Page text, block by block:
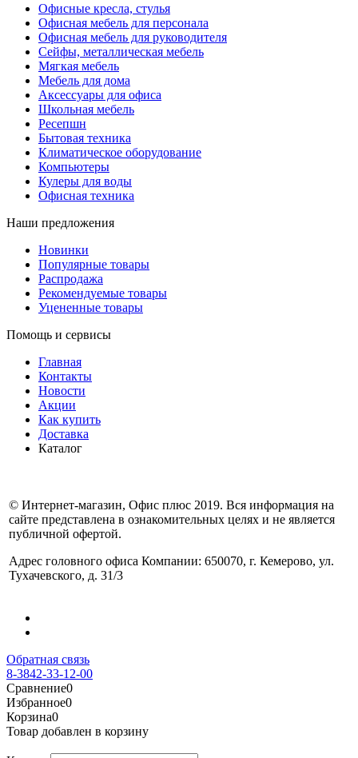
Офисные кресла, стулья
Офисная мебель для персонала
Офисная мебель для руководителя
Сейфы, металлическая мебель
Мягкая мебель
Мебель для дома
Аксессуары для офиса
Школьная мебель
Ресепшн
Бытовая техника
Климатическое оборудование
Компьютеры
Кулеры для воды
Офисная техника
Наши предложения
Новинки
Популярные товары
Распродажа
Рекомендуемые товары
Уцененные товары
Помощь и сервисы
Главная
Контакты
Новости
Акции
Как купить
Доставка
Каталог
© Интернет-магазин, Офис плюс 2019. Вся информация на
сайте представлена в ознакомительных целях и не является
публичной офертой.
Адрес головного офиса Компании: 650070, г. Кемерово, ул.
Тухачевского, д. 31/3
Обратная связь
8-3842-33-12-00
Сравнение0
Избранное0
Корзина0
Товар добавлен в корзину